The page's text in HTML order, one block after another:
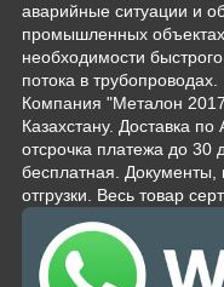
аварийные ситуации и
промышленных
необходимости
потока в трубопроводах.
Компания "Металон
Казахстану. Доставка
отсрочка платежа до 30
бесплатная. Документы,
отгрузки. Весь товар